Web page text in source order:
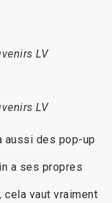
LV
LV
aussi des pop-up
a ses propres
vaut vraiment